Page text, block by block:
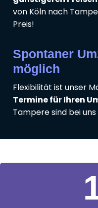
von Köln nach
Preis!
Spontaner
möglich
Flexibilität ist unser
Termine für Ihren
Tampere sind bei